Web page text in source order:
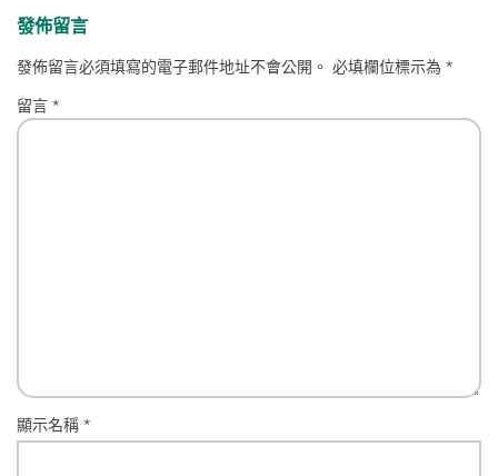
發佈留言
發佈留言必須填寫的電子郵件地址不會公開。 必填欄位標示為*
留言*
顯示名稱*